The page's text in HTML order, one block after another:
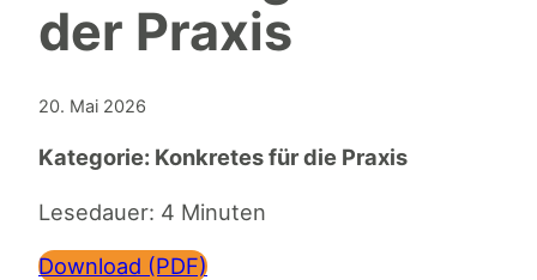
der Praxis
20. Mai 2026
Kategorie: Konkretes für die Praxis
Lesedauer: 4 Minuten
Download (PDF)